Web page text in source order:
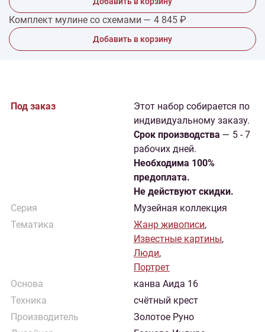
Комплект мулине со схемами — 4 845 ₽
Добавить в корзину
Под заказ
Этот набор собирается по
индивидуальному заказу.
Cрок производства — 5 - 7
рабочих дней.
Необходима 100%
предоплата.
Не действуют скидки.
Серия
Музейная коллекция
Тематика
Жанр живописи,
Известные картины,
Люди,
Портрет
Основа
канва Аида 16
Техника
счётный крест
Производитель
Золотое Руно